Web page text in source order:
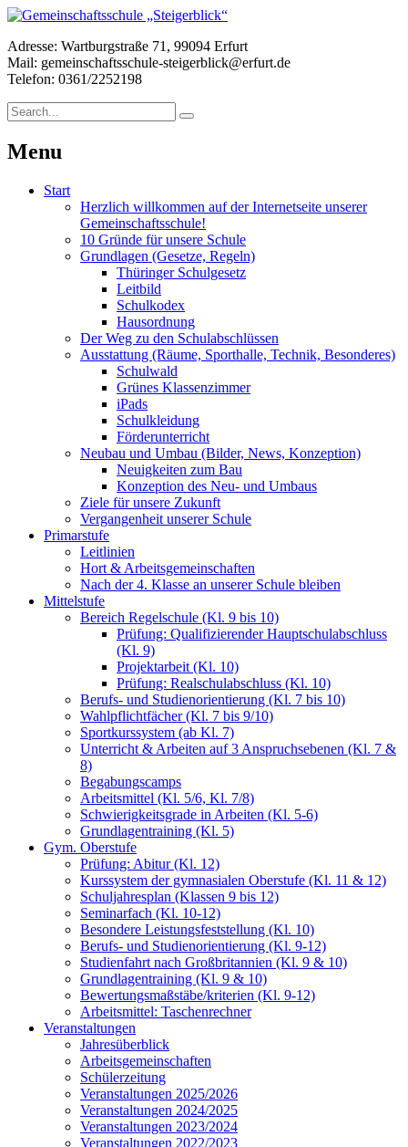
Adresse: Wartburgstraße 71, 99094 Erfurt
Mail: gemeinschaftsschule-steigerblick@erfurt.de
Telefon: 0361/2252198
Menu
Start
Herzlich willkommen auf der Internetseite unserer
Gemeinschaftsschule!
10 Gründe für unsere Schule
Grundlagen (Gesetze, Regeln)
Thüringer Schulgesetz
Leitbild
Schulkodex
Hausordnung
Der Weg zu den Schulabschlüssen
Ausstattung (Räume, Sporthalle, Technik, Besonderes)
Schulwald
Grünes Klassenzimmer
iPads
Schulkleidung
Förderunterricht
Neubau und Umbau (Bilder, News, Konzeption)
Neuigkeiten zum Bau
Konzeption des Neu- und Umbaus
Ziele für unsere Zukunft
Vergangenheit unserer Schule
Primarstufe
Leitlinien
Hort & Arbeitsgemeinschaften
Nach der 4. Klasse an unserer Schule bleiben
Mittelstufe
Bereich Regelschule (Kl. 9 bis 10)
Prüfung: Qualifizierender Hauptschulabschluss
(Kl. 9)
Projektarbeit (Kl. 10)
Prüfung: Realschulabschluss (Kl. 10)
Berufs- und Studienorientierung (Kl. 7 bis 10)
Wahlpflichtfächer (Kl. 7 bis 9/10)
Sportkurssystem (ab Kl. 7)
Unterricht & Arbeiten auf 3 Anspruchsebenen (Kl. 7 &
8)
Begabungscamps
Arbeitsmittel (Kl. 5/6, Kl. 7/8)
Schwierigkeitsgrade in Arbeiten (Kl. 5-6)
Grundlagentraining (Kl. 5)
Gym. Oberstufe
Prüfung: Abitur (Kl. 12)
Kurssystem der gymnasialen Oberstufe (Kl. 11 & 12)
Schuljahresplan (Klassen 9 bis 12)
Seminarfach (Kl. 10-12)
Besondere Leistungsfeststellung (Kl. 10)
Berufs- und Studienorientierung (Kl. 9-12)
Studienfahrt nach Großbritannien (Kl. 9 & 10)
Grundlagentraining (Kl. 9 & 10)
Bewertungsmaßstäbe/kriterien (Kl. 9-12)
Arbeitsmittel: Taschenrechner
Veranstaltungen
Jahresüberblick
Arbeitsgemeinschaften
Schülerzeitung
Veranstaltungen 2025/2026
Veranstaltungen 2024/2025
Veranstaltungen 2023/2024
Veranstaltungen 2022/2023